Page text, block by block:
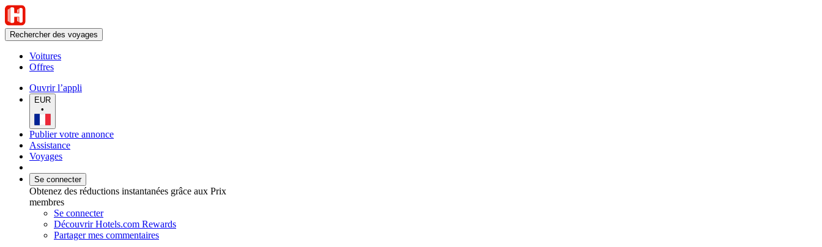
Rechercher des voyages
Voitures
Offres
Ouvrir l’appli
EUR
•
Publier votre annonce
Assistance
Voyages
Se connecter
Obtenez des réductions instantanées grâce aux Prix
membres
Se connecter
Découvrir Hotels.com Rewards
Partager mes commentaires